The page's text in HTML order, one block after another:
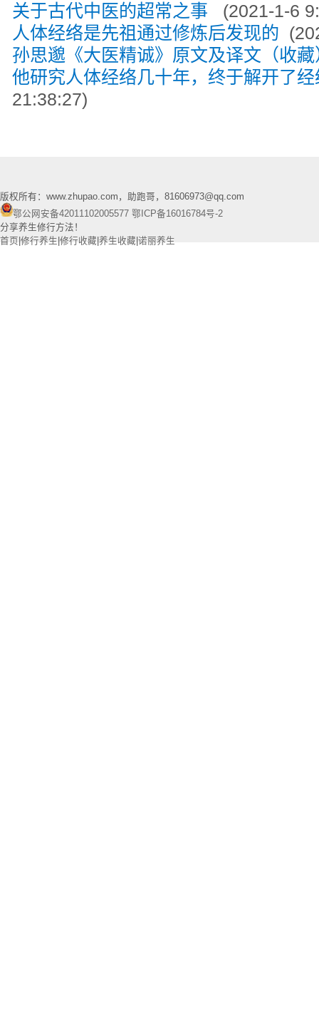
关于古代中医的超常之事
(2021-1-6
人体经络是先祖通过修炼后发现的
孙思邈《大医精诚》原文及译文（收
他研究人体经络几十年，终于解开了
21:38:27)
版权所有：www.zhupao.com，助跑哥，81606973@qq.com
鄂公网安备42011102005577 鄂ICP备16016784号-2
分享养生修行方法！
首页 修行养生 修行收藏 养生收藏 诺丽养生